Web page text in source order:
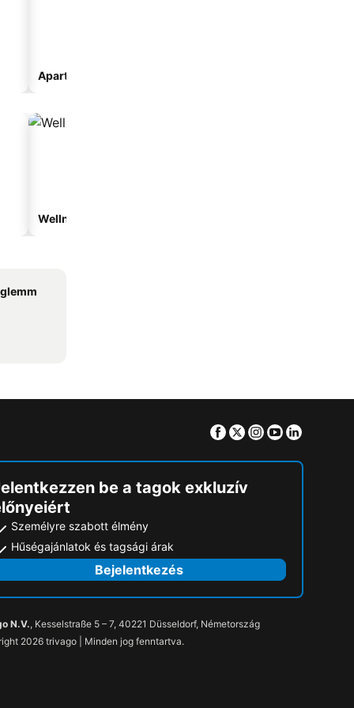
Apartmanhotel
Wellnesshotelek
Facebook
TwitterInstagram
Youtube
be a tagok exkluzív
Személyre szabott élmény
Hűségajánlatok és tagsági árak
Bejelentkezés
N.V., Kesselstraße 5 – 7, 40221 Düsseldorf, Németország
2026 trivago | Minden jog fenntartva.